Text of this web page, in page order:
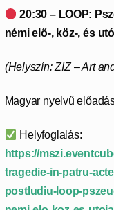
20:30 – LOOP:
némi elő-, köz-, és
(Helyszín: ZIZ – Art
Magyar nyelvű
Helyfoglalás:
https://
tragedie-in-patru-
postludiu-loop-